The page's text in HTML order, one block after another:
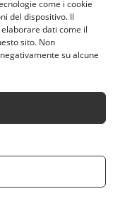
come i cookie
del dispositivo. Il
dati come il
sito. Non
su alcune